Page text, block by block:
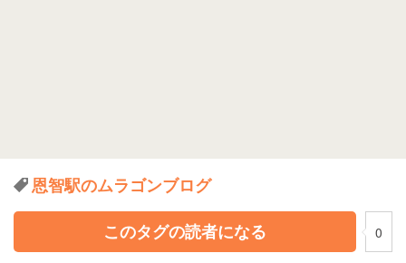
恩智駅のムラゴンブログ
このタグの読者になる
0